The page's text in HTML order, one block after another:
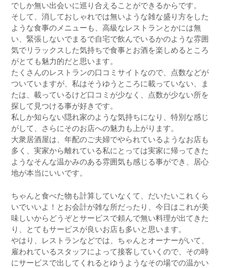
でしか無い出会いに巡り合えることができるからです。
そして、消しておしゃれでは無いような雑な盛り方をした
ような食事のメニューも、高級なレストランとかには無
い、緊張しないでまるで自宅で飲んでいるかのような雰囲
気でリラックスした気持ちで食事とお酒を楽しめるところ
がとても魅力的だと思います。
たくさんのレストランの口コミサイトなので、点数などが
ついていますが、私はそうゆうところに載っていない、ま
たは、載っているけど口コミが少なく、点数が少ない所を
探して見つける事が好きです。
私しか知らない隠れ家のような気持ちになり、特別な感じ
がして、さらにそのお店への魅力も上がります。
大衆居酒屋は、年配のご夫婦でやられているようなお店も
多く、実家から離れている私にとっては実家に帰ってきた
ようなそんな温かみのある雰囲気も感じる事ができ、居心
地が本当にいいです。
ちゃんと食べた物も計算していなくて、だいたいこれくら
いでいいよ！とお会計が雑な所だったり、今日はこれが美
味しいからどうぞとサービスで頼んで無い料理が出てきた
り、とてもサービスが良いお店も多いと思います。
やはり、レストランなどでは、ちゃんとオーナーがいて、
雇われているスタッフによって接客していくので、その時
にサービスで出してくれるとゆうようなその場での温かい